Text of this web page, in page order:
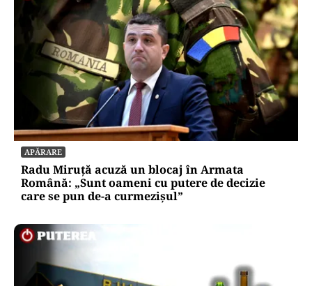
APĂRARE
Radu Miruță acuză un blocaj în Armata
Română: „Sunt oameni cu putere de decizie
care se pun de-a curmezișul”